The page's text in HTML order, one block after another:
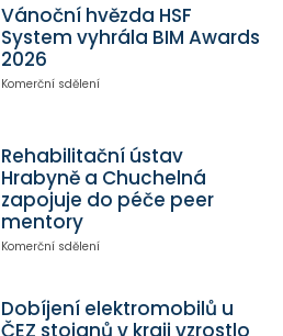
Vánoční hvězda HSF
System vyhrála BIM Awards
2026
Komerční sdělení
Rehabilitační ústav
Hrabyně a Chuchelná
zapojuje do péče peer
mentory
Komerční sdělení
Dobíjení elektromobilů u